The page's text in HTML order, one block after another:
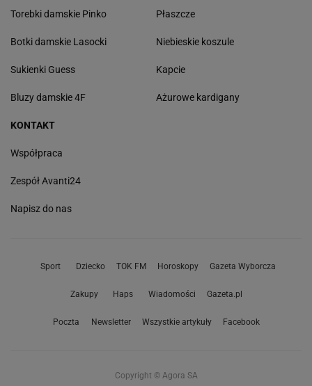
Torebki damskie Pinko
Botki damskie Lasocki
Sukienki Guess
Bluzy damskie 4F
Płaszcze
Niebieskie koszule
Kapcie
Ażurowe kardigany
KONTAKT
Współpraca
Zespół Avanti24
Napisz do nas
Sport Dziecko TOK FM Horoskopy Gazeta Wyborcza
Zakupy Haps Wiadomości Gazeta.pl
Poczta Newsletter Wszystkie artykuły Facebook
Copyright © Agora SA